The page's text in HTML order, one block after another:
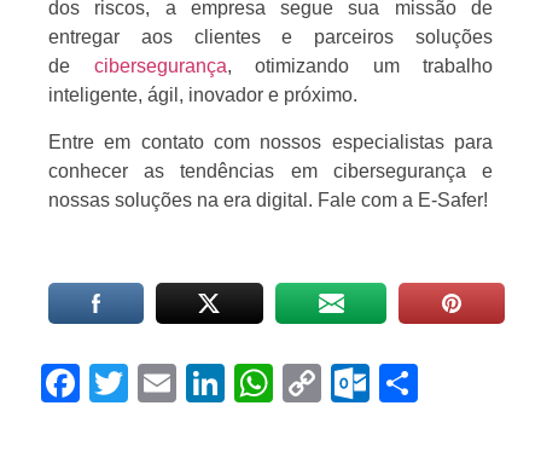
dos riscos, a empresa segue sua missão de
entregar aos clientes e parceiros soluções
de cibersegurança, otimizando um trabalho
inteligente, ágil, inovador e próximo.
Entre em contato com nossos especialistas para
conhecer as tendências em cibersegurança e
nossas soluções na era digital. Fale com a E-Safer!
Facebook
Twitter
EmailLinkedIn
WhatsApp
Copy